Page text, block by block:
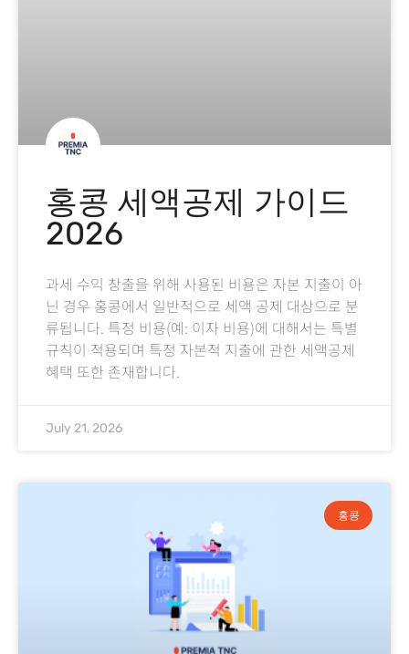
홍콩 세액공제 가이드
2026
과세 수익 창출을 위해 사용된 비용은 자본 지출이 아
닌 경우 홍콩에서 일반적으로 세액 공제 대상으로 분
류됩니다. 특정 비용(예: 이자 비용)에 대해서는 특별
규칙이 적용되며 특정 자본적 지출에 관한 세액공제
혜택 또한 존재합니다.
July 21, 2026
홍콩